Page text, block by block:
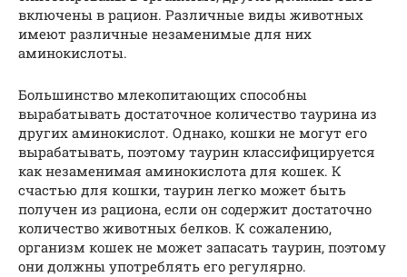
включены в рацион. Различные виды животных
имеют различные незаменимые для них
аминокислоты.
Большинство млекопитающих способны
вырабатывать достаточное количество таурина из
других аминокислот. Однако, кошки не могут его
вырабатывать, поэтому таурин классифицируется
как незаменимая аминокислота для кошек. К
счастью для кошки, таурин легко может быть
получен из рациона, если он содержит достаточно
количество животных белков. К сожалению,
организм кошек не может запасать таурин, поэтому
они должны употреблять его регулярно.